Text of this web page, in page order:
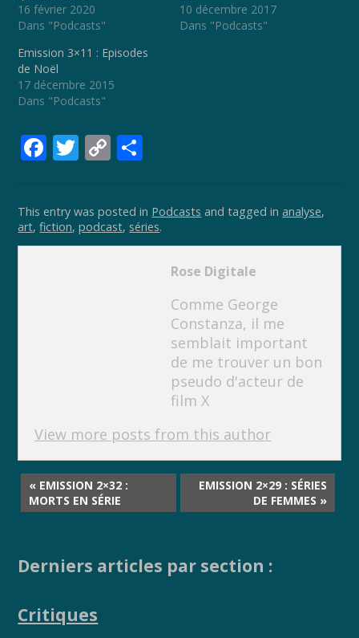
16 février 2020
Dans "Podcasts"
10 décembre 2017
Dans "Podcasts"
Emission 3×11 : Episodes
de Noël
17 décembre 2015
Dans "Podcasts"
F
e
b
o
T
er
C
p
y
Li
ta
g
er
This entry was posted in Podcasts and tagged inanalyse,
art,fiction,podcast, séries.
Rose Digitale
Comme George
Constanza, il me
semblait important
de me trouver un bon
pseudo d'acteur de
film X
View more posts from this author
« EMISSION 2×32 :
MORTS EN SÉRIE
EMISSION 2×29 : SÉRIES
DE FEMMES »
Derniers articles par section :
Critiques